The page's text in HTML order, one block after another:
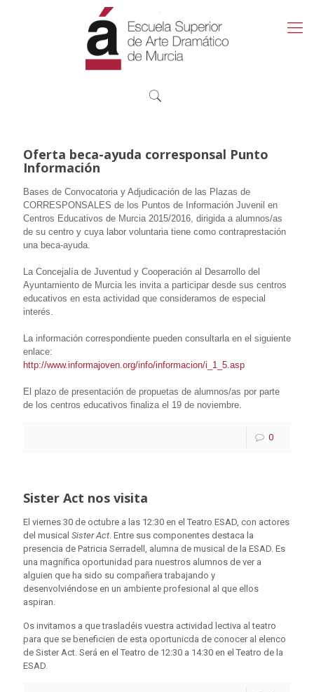
Oferta beca-ayuda corresponsal Punto
Información
Bases de Convocatoria y Adjudicación de las Plazas de
CORRESPONSALES de los Puntos de Información Juvenil en
Centros Educativos de Murcia 2015/2016, dirigida a alumnos/as
de su centro y cuya labor voluntaria tiene como contraprestación
una beca-ayuda.
La Concejalía de Juventud y Cooperación al Desarrollo del
Ayuntamiento de Murcia les invita a participar desde sus centros
educativos en esta actividad que consideramos de especial
interés.
La información correspondiente pueden consultarla en el siguiente
enlace:
http://www.informajoven.org/info/informacion/i_1_5.asp
El plazo de presentación de propuetas de alumnos/as por parte
de los centros educativos finaliza el 19 de noviembre.
0
Sister Act nos visita
El viernes 30 de octubre a las 12:30 en el Teatro ESAD, con actores
del musical Sister Act. Entre sus componentes destaca la
presencia de Patricia Serradell, alumna de musical de la ESAD. Es
una magnífica oportunidad para nuestros alumnos de ver a
alguien que ha sido su compañera trabajando y
desenvolviéndose en un ambiente profesional al que ellos
aspiran.
Os invitamos a que trasladéis vuestra actividad lectiva al teatro
para que se beneficien de esta oportunicda de conocer al elenco
de Sister Act. Será en el Teatro de 12:30 a 14:30 en el Teatro de la
ESAD.